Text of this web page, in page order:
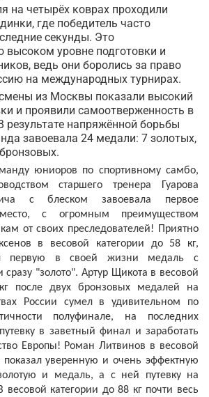
на четырёх коврах проходили
где победитель часто
секунды. Это
высоком уровне подготовки и
ведь они боролись за право
на международных турнирах.
из Москвы показали высокий
и проявили самоотверженность в
результате напряжённой борьбы
завоевала 24 медали: 7 золотых,
юниоров по спортивному самбо,
старшего тренера Гуарова
с блеском завоевала первое
с огромным преимуществом
от своих преследователей! Приятно
в весовой категории до 58 кг,
первую в своей жизни медаль с
сразу "золото". Артур Щикота в весовой
после двух бронзовых медалей на
России сумел в удивительном по
полуфинале, на последних
в заветный финал и заработать
Европы! Роман Литвинов в весовой
показал уверенную и очень эффектную
и медаль, а с ней путевку на
весовой категории до 88 кг почти весь